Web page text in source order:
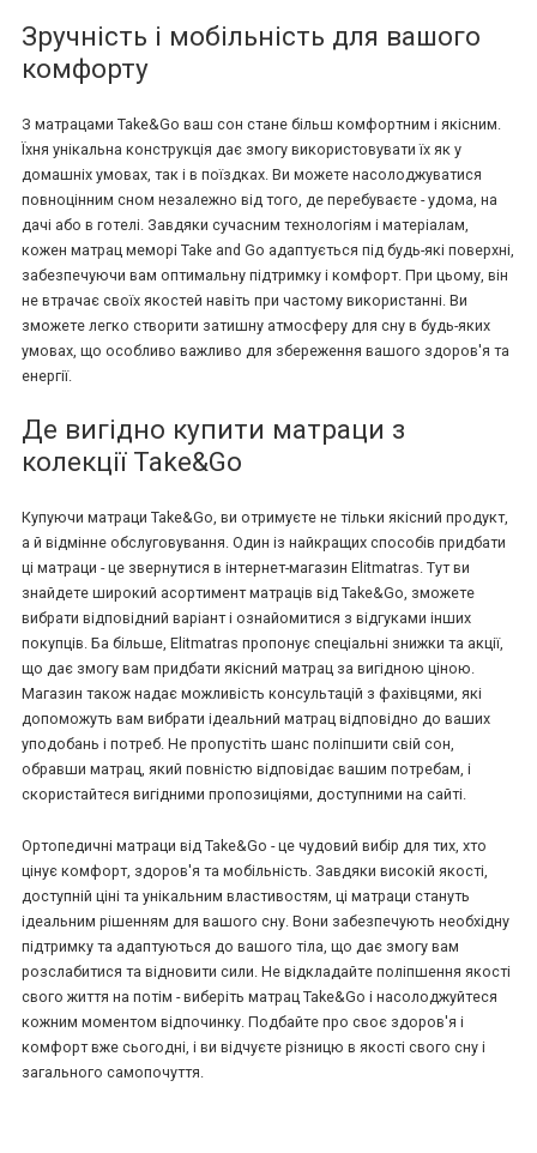
Зручність і мобільність для вашого
комфорту
З матрацами Take&Go ваш сон стане більш комфортним і якісним.
Їхня унікальна конструкція дає змогу використовувати їх як у
домашніх умовах, так і в поїздках. Ви можете насолоджуватися
повноцінним сном незалежно від того, де перебуваєте - удома, на
дачі або в готелі. Завдяки сучасним технологіям і матеріалам,
кожен матрац меморі Take and Go адаптується під будь-які поверхні,
забезпечуючи вам оптимальну підтримку і комфорт. При цьому, він
не втрачає своїх якостей навіть при частому використанні. Ви
зможете легко створити затишну атмосферу для сну в будь-яких
умовах, що особливо важливо для збереження вашого здоров'я та
енергії.
Де вигідно купити матраци з
колекції Take&Go
Купуючи матраци Take&Go, ви отримуєте не тільки якісний продукт,
а й відмінне обслуговування. Один із найкращих способів придбати
ці матраци - це звернутися в інтернет-магазин Elitmatras. Тут ви
знайдете широкий асортимент матраців від Take&Go, зможете
вибрати відповідний варіант і ознайомитися з відгуками інших
покупців. Ба більше, Elitmatras пропонує спеціальні знижки та акції,
що дає змогу вам придбати якісний матрац за вигідною ціною.
Магазин також надає можливість консультацій з фахівцями, які
допоможуть вам вибрати ідеальний матрац відповідно до ваших
уподобань і потреб. Не пропустіть шанс поліпшити свій сон,
обравши матрац, який повністю відповідає вашим потребам, і
скористайтеся вигідними пропозиціями, доступними на сайті.
Ортопедичні матраци від Take&Go - це чудовий вибір для тих, хто
цінує комфорт, здоров'я та мобільність. Завдяки високій якості,
доступній ціні та унікальним властивостям, ці матраци стануть
ідеальним рішенням для вашого сну. Вони забезпечують необхідну
підтримку та адаптуються до вашого тіла, що дає змогу вам
розслабитися та відновити сили. Не відкладайте поліпшення якості
свого життя на потім - виберіть матрац Take&Go і насолоджуйтеся
кожним моментом відпочинку. Подбайте про своє здоров'я і
комфорт вже сьогодні, і ви відчуєте різницю в якості свого сну і
загального самопочуття.